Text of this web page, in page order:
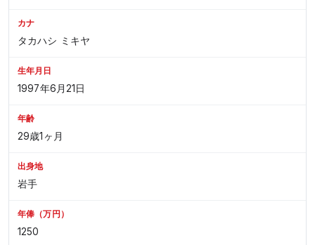
カナ
タカハシ ミキヤ
生年月日
1997年6月21日
年齢
29歳1ヶ月
出身地
岩手
年俸（万円）
1250